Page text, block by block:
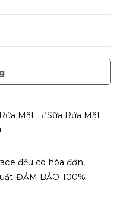
Mặt
#Sữa Rửa Mặt
đều có hóa đơn,
ĐẢM BẢO 100%